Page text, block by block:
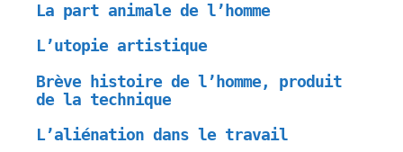
La part animale de l’homme
L’utopie artistique
Brève histoire de l’homme, produit
de la technique
L’aliénation dans le travail